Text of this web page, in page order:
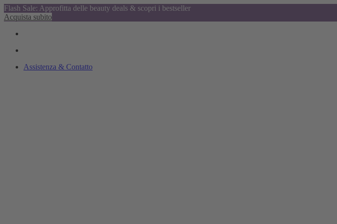
Flash Sale: Approfitta delle beauty deals & scopri i bestseller
Acquista subito
Assistenza & Contatto